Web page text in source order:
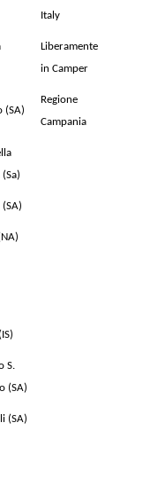
Italy
Liberamente
in Camper
(SA)
Regione
Campania
S.
(SA)
(SA)